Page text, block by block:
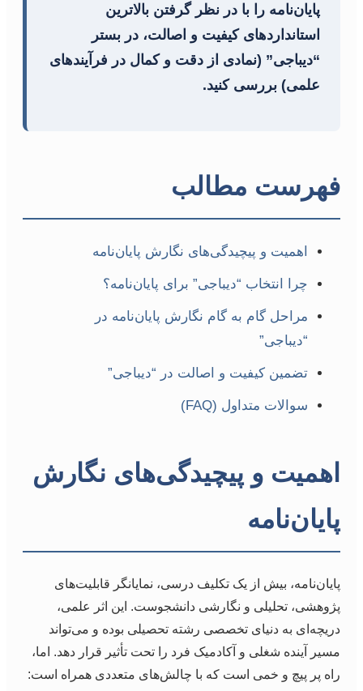
پایان‌نامه را با در نظر گرفتن بالاترین
استانداردهای کیفیت و اصالت، در بستر
“دیباجی” (نمادی از دقت و کمال در فرآیندهای
علمی) بررسی کنید.
فهرست مطالب
اهمیت و پیچیدگی‌های نگارش پایان‌نامه
چرا انتخاب “دیباجی” برای پایان‌نامه؟
مراحل گام به گام نگارش پایان‌نامه در
“دیباجی”
تضمین کیفیت و اصالت در “دیباجی”
سوالات متداول (FAQ)
اهمیت و پیچیدگی‌های نگارش
پایان‌نامه
پایان‌نامه، بیش از یک تکلیف درسی، نمایانگر قابلیت‌های
پژوهشی، تحلیلی و نگارشی دانشجوست. این اثر علمی،
دریچه‌ای به دنیای تخصصی رشته تحصیلی بوده و می‌تواند
مسیر آینده شغلی و آکادمیک فرد را تحت تأثیر قرار دهد. اما،
راه پر پیچ و خمی است که با چالش‌های متعددی همراه است: